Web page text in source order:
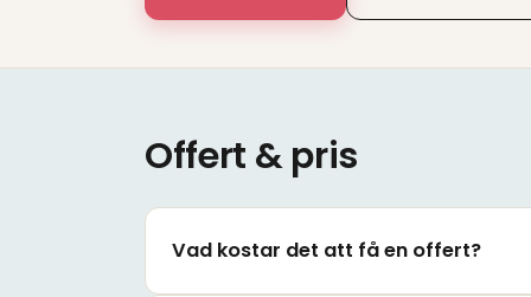
Offert & pris
Vad kostar det att få en offert?